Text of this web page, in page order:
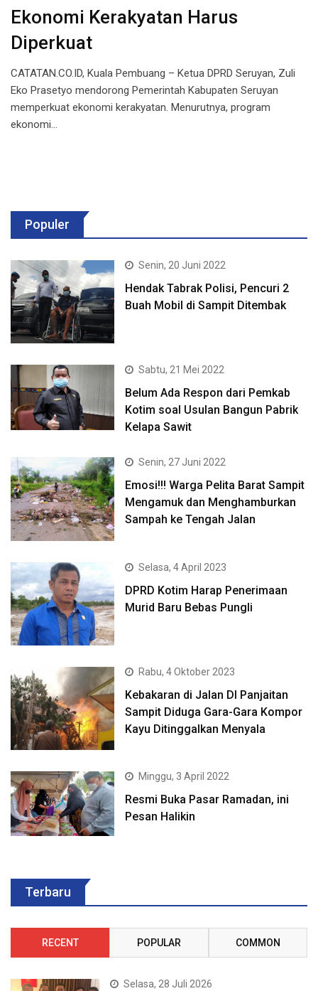
Ekonomi Kerakyatan Harus
Diperkuat
CATATAN.CO.ID, Kuala Pembuang – Ketua DPRD Seruyan, Zuli
Eko Prasetyo mendorong Pemerintah Kabupaten Seruyan
memperkuat ekonomi kerakyatan. Menurutnya, program
ekonomi…
Populer
Senin, 20 Juni 2022
Hendak Tabrak Polisi, Pencuri 2
Buah Mobil di Sampit Ditembak
Sabtu, 21 Mei 2022
Belum Ada Respon dari Pemkab
Kotim soal Usulan Bangun Pabrik
Kelapa Sawit
Senin, 27 Juni 2022
Emosi!!! Warga Pelita Barat Sampit
Mengamuk dan Menghamburkan
Sampah ke Tengah Jalan
Selasa, 4 April 2023
DPRD Kotim Harap Penerimaan
Murid Baru Bebas Pungli
Rabu, 4 Oktober 2023
Kebakaran di Jalan DI Panjaitan
Sampit Diduga Gara-Gara Kompor
Kayu Ditinggalkan Menyala
Minggu, 3 April 2022
Resmi Buka Pasar Ramadan, ini
Pesan Halikin
Terbaru
RECENT POPULAR COMMON
Selasa, 28 Juli 2026